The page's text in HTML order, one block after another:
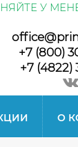
У
+7 (800)
+7 (4822)
О